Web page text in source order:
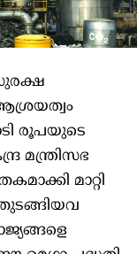
രൂപയുടെ
മന്ത്രിസഭ
മാറ്റി